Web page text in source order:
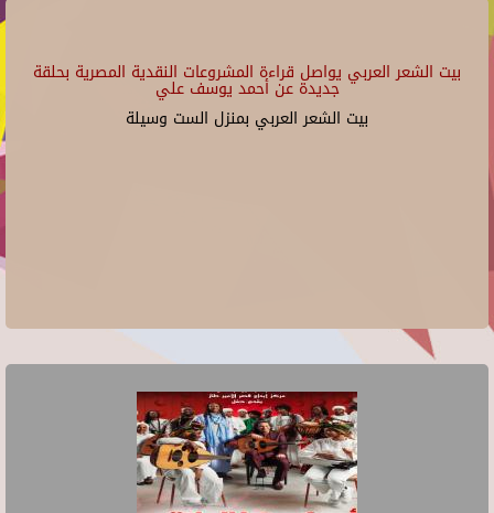
بيت الشعر العربي يواصل قراءة المشروعات النقدية المصرية بحلقة
جديدة عن أحمد يوسف علي
بيت الشعر العربي بمنزل الست وسيلة